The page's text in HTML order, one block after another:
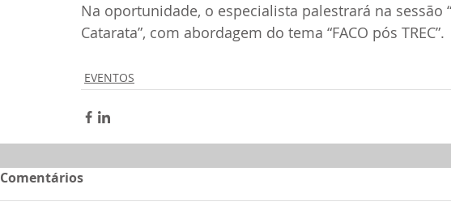
Na oportunidade, o especialista palestrará na sessão
Catarata”, com abordagem do tema “FACO pós TREC”.
EVENTOS
Comentários